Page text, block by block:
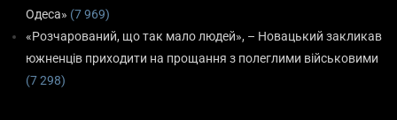
Одеса» (7 969)
«Розчарований, що так мало людей», – Новацький закликав
южненців приходити на прощання з полеглими військовими
(7 298)